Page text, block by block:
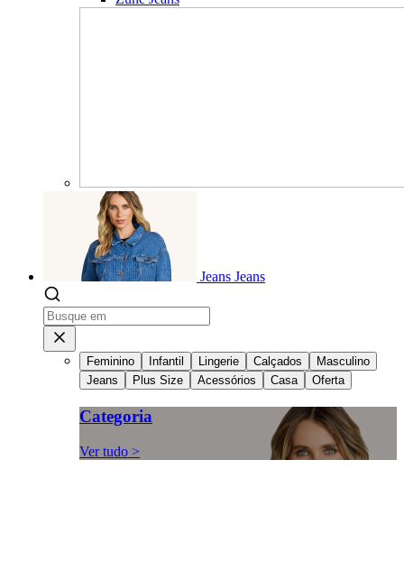
Jeans Jeans
Feminino Infantil Lingerie Calçados
Masculino
Jeans
Plus Size Acessórios Casa Oferta
Categoria
Ver tudo >